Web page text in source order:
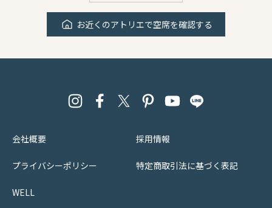
お近くのアトリエで空席を確認する
会社概要 採用情報
プライバシーポリシー 特定商取引法に基づく表記
WELL